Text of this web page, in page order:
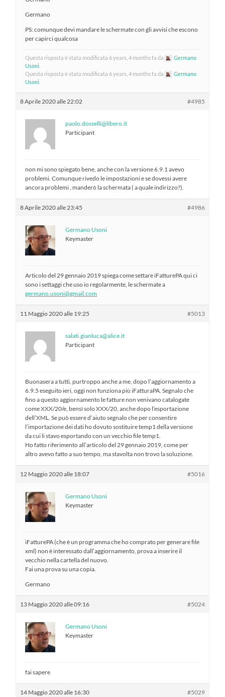
Germano
PS: comunque devi mandare le schermate con gli avvisi che escono
per capirci qualcosa
Questa risposta è stata modificata 6 years, 4 months fa da
Germano
Usoni
Questa risposta è stata modificata 6 years, 4 months fa da
Germano
Usoni
8 Aprile 2020 alle 22:02 #4985
paolo.dosselli@libero.it
Participant
non mi sono spiegato bene, anche con la versione 6.9.1 avevo
problemi. Comunque rivedo le impostazioni e se dovessi avere
ancora problemi , manderò la schermata ( a quale indirizzo?).
8 Aprile 2020 alle 23:45 #4986
Germano Usoni
Keymaster
Articolo del 29 gennaio 2019 spiega come settare iFatturePA qui ci
sono i settaggi che uso io regolarmente, le schermate a
germano.usoni@gmail.com
11 Maggio 2020 alle 19:25 #5013
salati.gianluca@alice.it
Participant
Buonasera a tutti, purtroppo anche a me, dopo l’aggiornamento a
6.9.5 eseguito ieri, oggi non funziona più iFatturaPA. Segnalo che
fino a questo aggiornamento le fatture non venivano catalogate
come XXX/20/e, bensì solo XXX/20, anche dopo l’esportazione
dell’XML. Se può essere d’aiuto segnalo che per consentire
l’importazione dei dati ho dovuto sostituire temp1 della versione
da cui li stavo esportando con un vecchio file temp1.
Ho fatto riferimento all’articolo del 29 gennaio 2019, come per
altro avevo fatto a suo tempo, ma stavolta non trovo la soluzione.
12 Maggio 2020 alle 18:07 #5016
Germano Usoni
Keymaster
iFatturePA (che è un programma che ho comprato per generare file
xml) non è interessato dall’aggiornamento, prova a inserire il
vecchio nella cartella del nuovo.
Fai una prova su una copia.
Germano
13 Maggio 2020 alle 09:16 #5024
Germano Usoni
Keymaster
fai sapere
14 Maggio 2020 alle 16:30 #5029